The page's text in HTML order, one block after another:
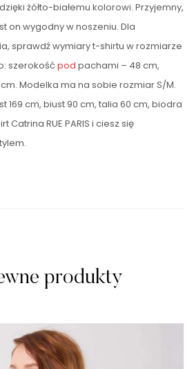
żółto-białemu kolorowi. Przyjemny,
on wygodny w noszeniu. Dla
sprawdź wymiary t-shirtu w rozmiarze
szerokość pod pachami – 48 cm,
Modelka ma na sobie rozmiar S/M.
169 cm, biust 90 cm, talia 60 cm, biodra
Catrina RUE PARIS i ciesz się
produkty